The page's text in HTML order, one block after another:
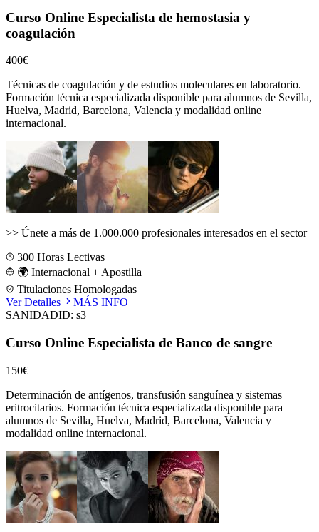
Curso Online Especialista de hemostasia y
coagulación
400€
Técnicas de coagulación y de estudios moleculares en laboratorio.
Formación técnica especializada disponible para alumnos de Sevilla,
Huelva, Madrid, Barcelona, Valencia y modalidad online
internacional.
>> Únete a más de 1.000.000 profesionales interesados en el sector
300 Horas Lectivas
🌍 Internacional + Apostilla
Titulaciones Homologadas
Ver Detalles
MÁS INFO
SANIDADID: s3
Curso Online Especialista de Banco de sangre
150€
Determinación de antígenos, transfusión sanguínea y sistemas
eritrocitarios. Formación técnica especializada disponible para
alumnos de Sevilla, Huelva, Madrid, Barcelona, Valencia y
modalidad online internacional.